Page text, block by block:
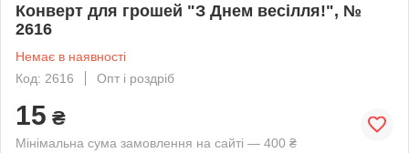
Конверт для грошей "З Днем весілля!", №
2616
Немає в наявності
Код: 2616
Опт і роздріб
15 ₴
Мінімальна сума замовлення на сайті — 400 ₴